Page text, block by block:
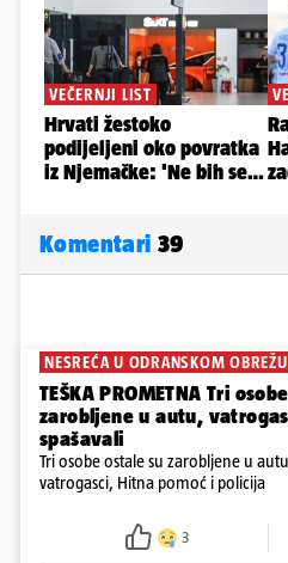
Komentari 39
NESREĆA U ODRANSKOM OBREŽU
TEŠKA PROMETNA Tri
zarobljene u autu,
spašavali
Tri osobe ostale su zarobljene u
vatrogasci, Hitna pomoć i policija
3